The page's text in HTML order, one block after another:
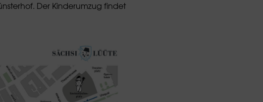
Der Kinderumzug findet